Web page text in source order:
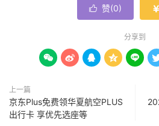
 赞(0) 
分享到
    
上一篇
京东Plus免费领华夏航空PLUS
出行卡 享优先选座等